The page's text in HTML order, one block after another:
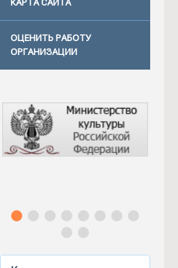
КАРТА САЙТА
ОЦЕНИТЬ РАБОТУ
ОРГАНИЗАЦИИ